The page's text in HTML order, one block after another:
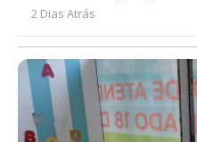
2 Dias Atrás